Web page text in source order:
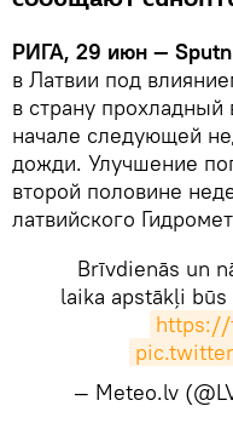
РИГА, 29 июн —
в Латвии под
в страну прохладный
начале следующей
дожди. Улучшение
второй половине
латвийского
Brīvdienās un
laika apstākļi
— Meteo.lv